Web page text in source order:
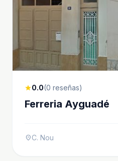
star0.0(0 reseñas)
Ferreria Ayguadé
location_onC. Nou